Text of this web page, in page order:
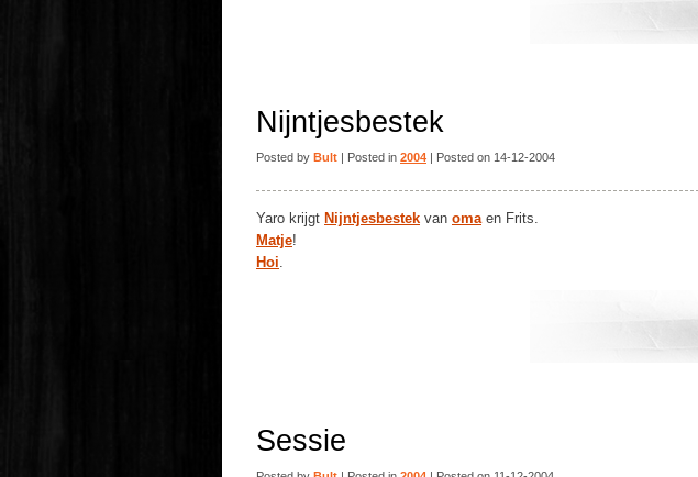
Nijntjesbestek
Posted by Bult | Posted in 2004 | Posted on 14-12-2004
Yaro krijgt Nijntjesbestek van omaen Frits.
Matje!
Hoi.
Sessie